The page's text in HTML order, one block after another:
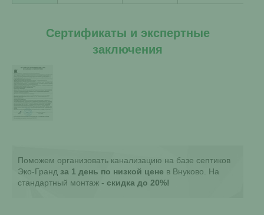
Сертификаты и экспертные
заключения
Поможем организовать канализацию на базе септиков
Эко-Гранд за 1 день по низкой цене в Внуково. На
стандартный монтаж - скидка до 20%!